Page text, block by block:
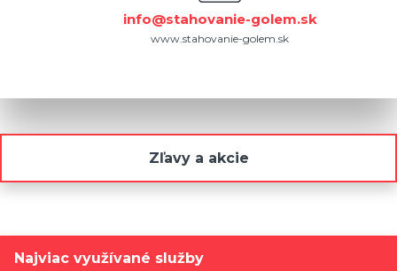
info@stahovanie-golem.sk
www.stahovanie-golem.sk
Zľavy a akcie
Najviac využívané služby